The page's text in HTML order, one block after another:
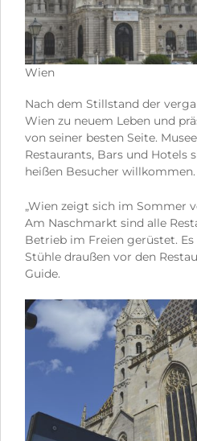
Wien
Nach dem Stillstand der
Wien zu neuem Leben und
von seiner besten Seite.
Restaurants, Bars und Hotels
heißen Besucher willkommen.
„Wien zeigt sich im Sommer
Am Naschmarkt sind alle
Betrieb im Freien gerüstet.
Stühle draußen vor den
Guide.